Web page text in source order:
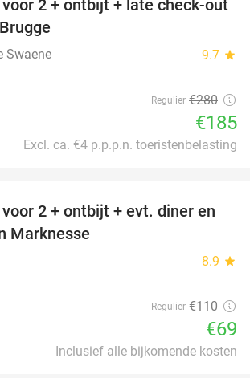
34%
2 + ontbijt + late check-out
Swaene 9.7 star
Regulier €280
€185
Excl. ca. €4 p.p.p.n. toeristenbelasting
37%
2 + ontbijt + evt. diner en
Marknesse
8.9 star
Regulier €110
€69
Inclusief alle bijkomende kosten